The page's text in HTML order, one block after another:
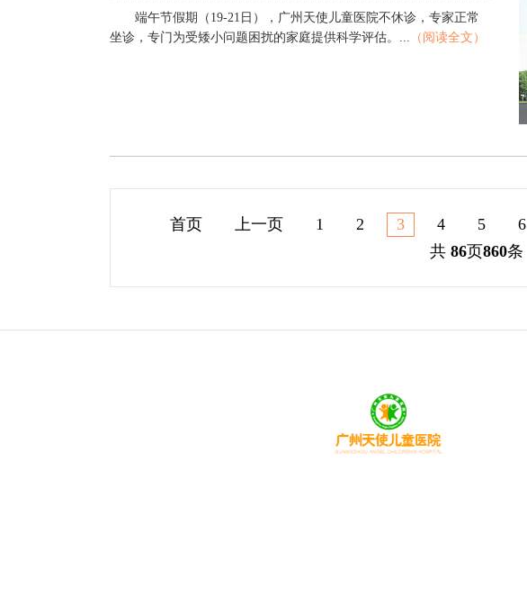
端午节假期（19-21日），广州天使儿童医院不休诊，专家正常
坐诊，专门为受矮小问题困扰的家庭提供科学评估。... （阅读全文）
首页 上一页 1 2 3 4 5 6
共 86页860条